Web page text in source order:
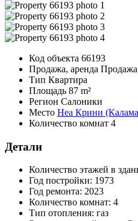
Код объекта 66193
Продажа, аренда Продажа
Тип Квартира
Площадь 87 m²
Регион Салоники
Место Неа Крини
Количество комнат 4
Детали
Количество этажей в
Год постройки: 1973
Год ремонта: 2023
Количество комнат: 4
Тип отопления: газ